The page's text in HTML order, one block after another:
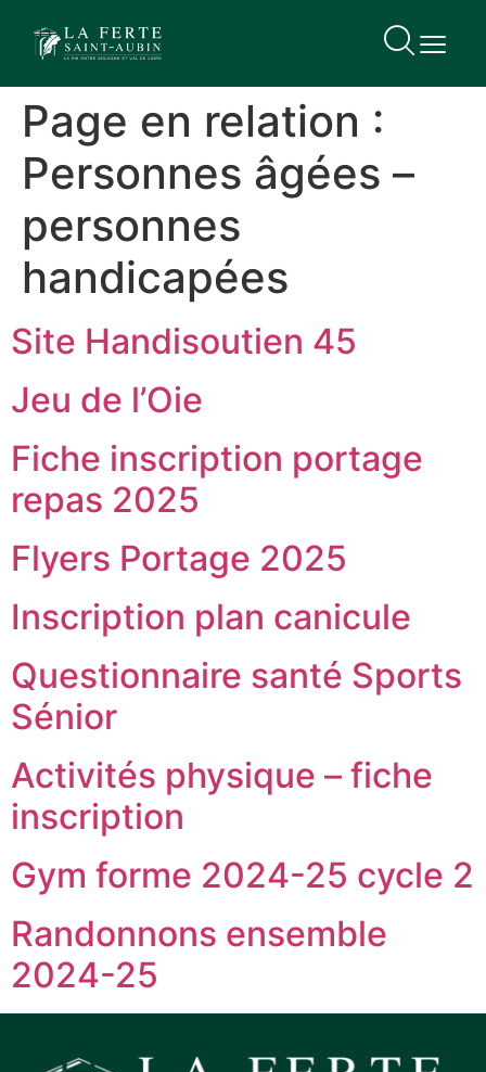
principal
Page en relation :
Personnes âgées –
personnes
handicapées
Site Handisoutien 45
Jeu de l’Oie
Fiche inscription portage
repas 2025
Flyers Portage 2025
Inscription plan canicule
Questionnaire santé Sports
Sénior
Activités physique – fiche
inscription
Gym forme 2024-25 cycle 2
Randonnons ensemble
2024-25